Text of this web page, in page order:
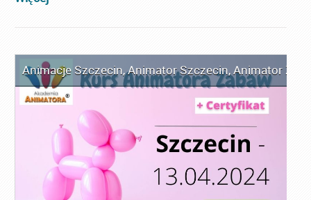
Animacje Szczecin,Animator Szczecin,Animator